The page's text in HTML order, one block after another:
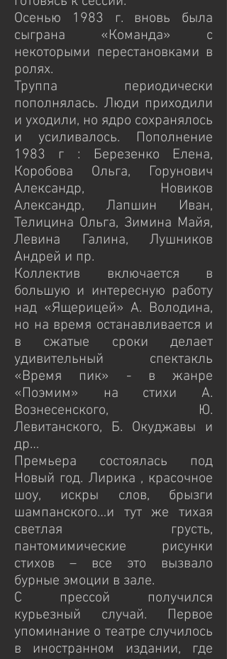
Осенью 1983 г. вновь была
сыграна «Команда» с
некоторыми перестановками в
ролях.
Труппа периодически
пополнялась. Люди приходили
и уходили, но ядро сохранялось
и усиливалось. Пополнение
1983 г : Березенко Елена,
Коробова Ольга, Горунович
Александр, Новиков
Александр, Лапшин Иван,
Телицина Ольга, Зимина Майя,
Левина Галина, Лушников
Андрей и пр.
Коллектив включается в
большую и интересную работу
над «Ящерицей» А. Володина,
но на время останавливается и
в сжатые сроки делает
удивительный спектакль
«Время пик» - в жанре
«Поэмим» на стихи А.
Вознесенского, Ю.
Левитанского, Б. Окуджавы и
др…
Премьера состоялась под
Новый год. Лирика , красочное
шоу, искры слов, брызги
шампанского…и тут же тихая
светлая грусть,
пантомимические рисунки
стихов – все это вызвало
бурные эмоции в зале.
С прессой получился
курьезный случай. Первое
упоминание о театре случилось
в иностранном издании, где